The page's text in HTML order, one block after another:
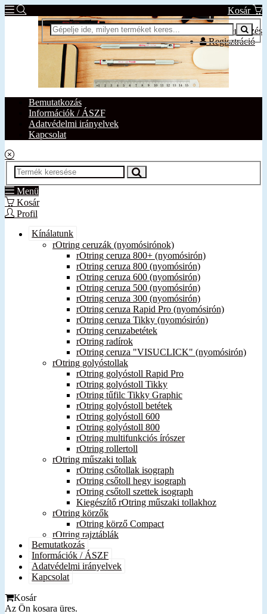
Kosár
Bejelentkezés
Regisztráció
Bemutatkozás
Információk / ÁSZF
Adatvédelmi irányelvek
Kapcsolat
Menü
Kosár
Profil
Kínálatunk
rOtring ceruzák (nyomósirónok)
rOtring ceruza 800+ (nyomósirón)
rOtring ceruza 800 (nyomósirón)
rOtring ceruza 600 (nyomósirón)
rOtring ceruza 500 (nyomósirón)
rOtring ceruza 300 (nyomósirón)
rOtring ceruza Rapid Pro (nyomósirón)
rOtring ceruza Tikky (nyomósirón)
rOtring ceruzabetétek
rOtring radírok
rOtring ceruza "VISUCLICK" (nyomósirón)
rOtring golyóstollak
rOtring golyóstoll Rapid Pro
rOtring golyóstoll Tikky
rOtring tűfilc Tikky Graphic
rOtring golyóstoll betétek
rOtring golyóstoll 600
rOtring golyóstoll 800
rOtring multifunkciós írószer
rOtring rollertoll
rOtring műszaki tollak
rOtring csőtollak isograph
rOtring csőtoll hegy isograph
rOtring csőtoll szettek isograph
Kiegészítő rOtring műszaki tollakhoz
rOtring körzők
rOtring körző Compact
rOtring rajztáblák
Bemutatkozás
Információk / ÁSZF
Adatvédelmi irányelvek
Kapcsolat
Kosár
Az Ön kosara üres.